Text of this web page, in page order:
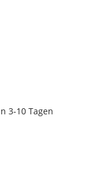
3-10 Tagen